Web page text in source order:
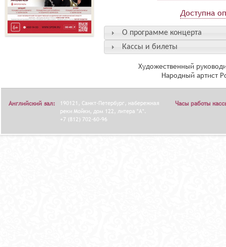
Доступна
О программе концерта
Кассы и билеты
Художественный
Народный артист
Английский зал:
190121, Санкт-Петербург, набережная
реки Мойки, дом 122, литера "А".
+7 (812) 702-60-96
Часы работы